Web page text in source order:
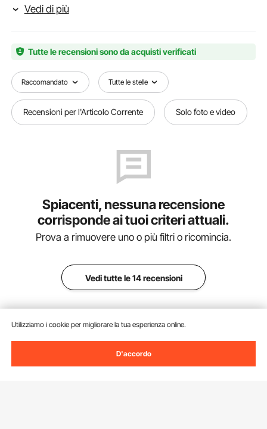
Vedi di più
Tutte le recensioni sono da acquisti verificati
Raccomandato Tutte le stelle
Recensioni per l'Articolo Corrente Solo foto e video
Spiacenti, nessuna recensione
corrisponde ai tuoi criteri attuali.
Prova a rimuovere uno o più filtri o ricomincia.
Vedi tutte le 14 recensioni
Utilizziamo i cookie per migliorare la tua esperienza online.
D'accordo